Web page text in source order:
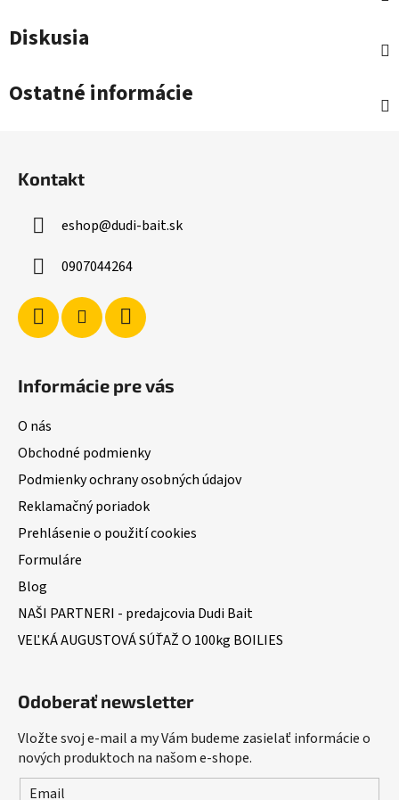
Diskusia
Ostatné informácie
Kontakt
eshop@dudi-bait.sk
0907044264
Informácie pre vás
O nás
Obchodné podmienky
Podmienky ochrany osobných údajov
Reklamačný poriadok
Prehlásenie o použití cookies
Formuláre
Blog
NAŠI PARTNERI - predajcovia Dudi Bait
VEĽKÁ AUGUSTOVÁ SÚŤAŽ O 100kg BOILIES
Odoberať newsletter
Vložte svoj e-mail a my Vám budeme zasielať informácie o
nových produktoch na našom e-shope.
Email